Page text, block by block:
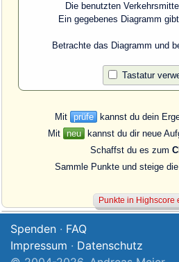
Die benutzten
Ein gegebenes Diagramm
Betrachte das Diagramm und
Tastatur
Mit prüfe kannst du dein
Mit neu kannst du dir neue
Schaffst du es zum
Sammle Punkte und steige
Spenden · FAQ
Impressum · Datenschutz